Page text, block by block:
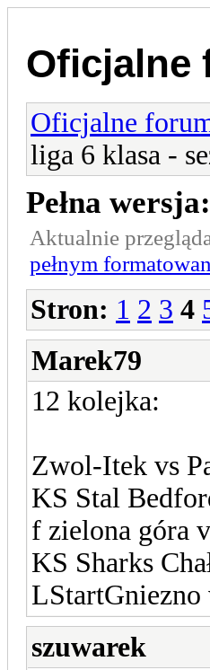
Oficjalne
Oficjalne
liga 6 klasa -
Pełna wersja:
Aktualnie
pełnym
Stron: 1 2 3 4
Marek79
12 kolejka:
Zwol-Itek vs
KS Stal
f zielona góra
KS Sharks
LStartGniezno
szuwarek